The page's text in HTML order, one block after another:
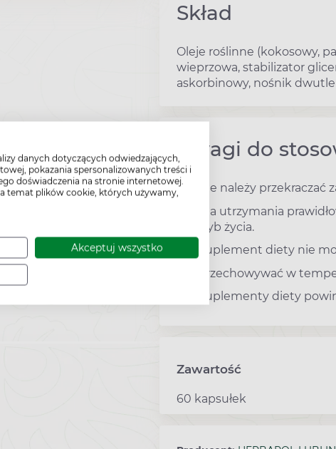
danych dotyczących odwiedzających,
pokazania spersonalizowanych treści i
doświadczenia na stronie internetowej.
temat plików cookie, których używamy,
Akceptuj wszystko
Skład
Oleje roślinne (kokosowy,
wieprzowa, stabilizator
askorbinowy, nośnik
Uwagi do
Nie należy przekraczać
Dla utrzymania
tryb życia.
Suplement diety nie
Przechowywać w
Suplementy diety
Zawartość
60 kapsułek